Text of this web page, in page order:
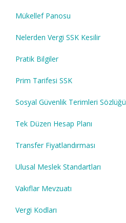
Mükellef Panosu
Nelerden Vergi SSK Kesilir
Pratik Bilgiler
Prim Tarifesi SSK
Sosyal Güvenlik Terimleri Sözlüğü
Tek Düzen Hesap Planı
Transfer Fiyatlandırması
Ulusal Meslek Standartları
Vakıflar Mevzuatı
Vergi Kodları